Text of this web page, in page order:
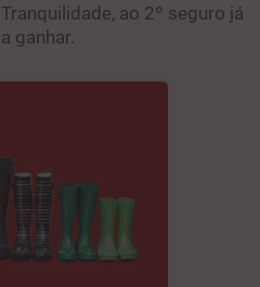
ao 2º seguro já
ganhar.